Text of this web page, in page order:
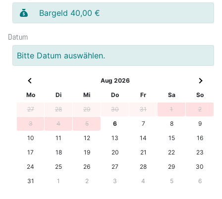
Bargeld 40,00 €
Datum
Bitte Datum auswählen.
Aug 2026
Mo
Di Mi Do Fr Sa
So
27
28 29 30 31 1
2
3
4 5 6 7 8
9
10
11 12 13 14 15
16
17
18 19 20 21 22
23
24
25 26 27 28 29
30
31
1 2 3 4 5 6